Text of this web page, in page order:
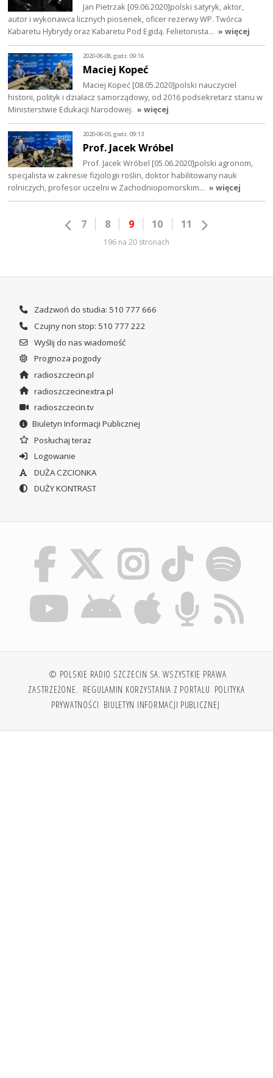
Jan Pietrzak [09.06.2020]polski satyryk, aktor,
autor i wykonawca licznych piosenek, oficer rezerwy WP. Twórca
Kabaretu Hybrydy oraz Kabaretu Pod Egidą. Felietonista… » więcej
2020-06-08, godz. 09:16
Maciej Kopeć
Maciej Kopeć [08.05.2020]polski nauczyciel
historii, polityk i działacz samorządowy, od 2016 podsekretarz stanu w
Ministerstwie Edukacji Narodowej. » więcej
2020-06-05, godz. 09:13
Prof. Jacek Wróbel
Prof. Jacek Wróbel [05.06.2020]polski agronom,
specjalista w zakresie fizjologii roślin, doktor habilitowany nauk
rolniczych, profesor uczelni w Zachodniopomorskim… » więcej
7 8 9 10 11
196 na 20 stronach
Zadzwoń do studia: 510 777 666
Czujny non stop: 510 777 222
Wyślij do nas wiadomość
Prognoza pogody
radioszczecin.pl
radioszczecinextra.pl
radioszczecin.tv
Biuletyn Informacji Publicznej
Posłuchaj teraz
Logowanie
DUŻA CZCIONKA
DUŻY KONTRAST
© POLSKIE RADIO SZCZECIN SA. WSZYSTKIE PRAWA
ZASTRZEŻONE. REGULAMIN KORZYSTANIA Z PORTALU POLITYKA
PRYWATNOŚCI BIULETYN INFORMACJI PUBLICZNEJ